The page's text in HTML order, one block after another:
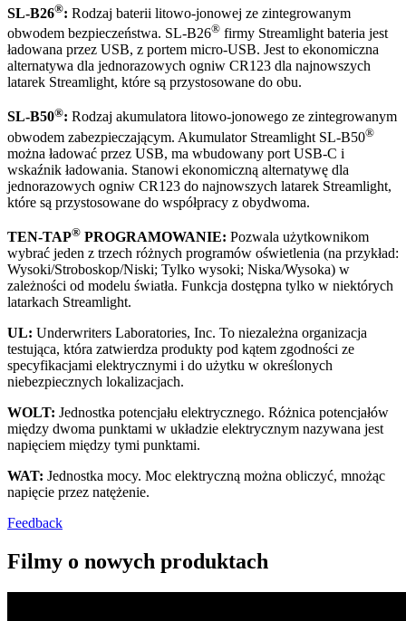
SL-B26®: Rodzaj baterii litowo-jonowej ze zintegrowanym
obwodem bezpieczeństwa. SL-B26® firmy Streamlight bateria jest
ładowana przez USB, z portem micro-USB. Jest to ekonomiczna
alternatywa dla jednorazowych ogniw CR123 dla najnowszych
latarek Streamlight, które są przystosowane do obu.
SL-B50®: Rodzaj akumulatora litowo-jonowego ze zintegrowanym
obwodem zabezpieczającym. Akumulator Streamlight SL-B50®
można ładować przez USB, ma wbudowany port USB-C i
wskaźnik ładowania. Stanowi ekonomiczną alternatywę dla
jednorazowych ogniw CR123 do najnowszych latarek Streamlight,
które są przystosowane do współpracy z obydwoma.
TEN-TAP® PROGRAMOWANIE: Pozwala użytkownikom
wybrać jeden z trzech różnych programów oświetlenia (na przykład:
Wysoki/Stroboskop/Niski; Tylko wysoki; Niska/Wysoka) w
zależności od modelu światła. Funkcja dostępna tylko w niektórych
latarkach Streamlight.
UL: Underwriters Laboratories, Inc. To niezależna organizacja
testująca, która zatwierdza produkty pod kątem zgodności ze
specyfikacjami elektrycznymi i do użytku w określonych
niebezpiecznych lokalizacjach.
WOLT: Jednostka potencjału elektrycznego. Różnica potencjałów
między dwoma punktami w układzie elektrycznym nazywana jest
napięciem między tymi punktami.
WAT: Jednostka mocy. Moc elektryczną można obliczyć, mnożąc
napięcie przez natężenie.
Feedback
Filmy o nowych produktach